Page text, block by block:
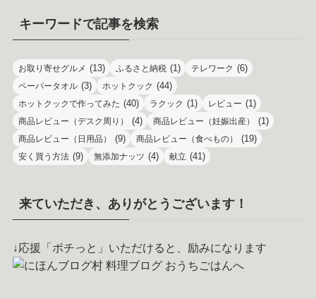
キーワードで記事を検索
お取り寄せグルメ (13) ふるさと納税 (1) テレワーク (6)
ペーパータオル (3) ホットクック (44)
ホットクックで作ってみた (40) ラクック (1) レビュー (1)
商品レビュー（デスク周り） (4) 商品レビュー（妊娠出産） (1)
商品レビュー（日用品） (9) 商品レビュー（食べもの） (19)
安く買う方法 (9) 無添加ナッツ (4) 献立 (41)
来ていただき、ありがとうございます！
↓応援「ポチっと」いただけると、励みになります